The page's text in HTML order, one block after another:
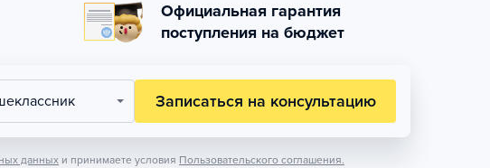
Официальная гарантия
поступления на бюджет
Записаться на консультацию
данных и принимаете условия Пользовательского соглашения.